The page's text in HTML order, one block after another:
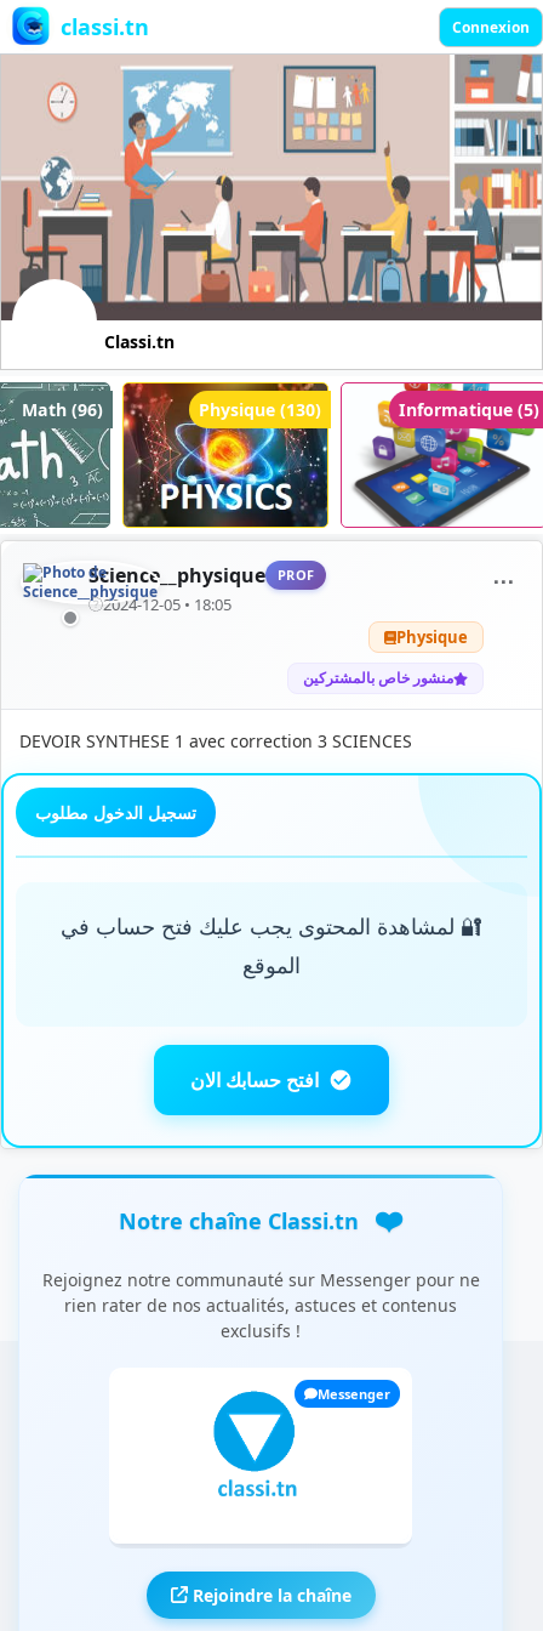
classi.tn Connexion
Classi.tn
Math (96) Physique (130) Informatique (5)
Science__physique PROF
2024-12-05 • 18:05
Physique
منشور خاص بالمشتركين
⋯
DEVOIR SYNTHESE 1 avec correction 3 SCIENCES
تسجيل الدخول مطلوب
🔐 لمشاهدة المحتوى يجب عليك فتح حساب في
الموقع
افتح حسابك الان
Notre chaîne Classi.tn ❤️
Rejoignez notre communauté sur Messenger pour ne
rien rater de nos actualités, astuces et contenus
exclusifs !
Messenger
Rejoindre la chaîne